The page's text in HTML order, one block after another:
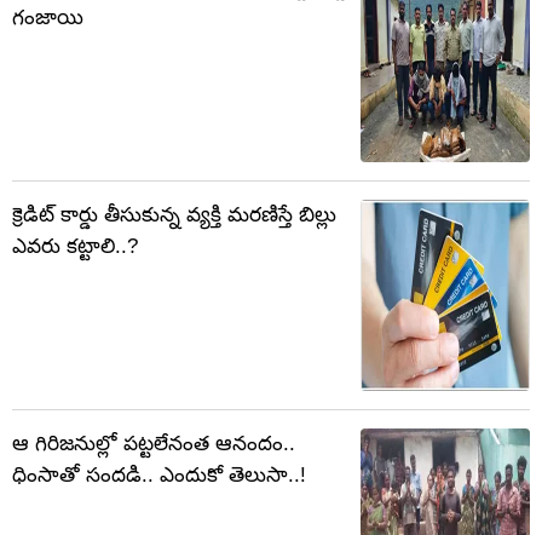
గంజాయి
క్రెడిట్ కార్డు తీసుకున్న వ్యక్తి మరణిస్తే బిల్లు
ఎవరు కట్టాలి..?
ఆ గిరిజనుల్లో పట్టలేనంత ఆనందం..
ధింసాతో సందడి.. ఎందుకో తెలుసా..!